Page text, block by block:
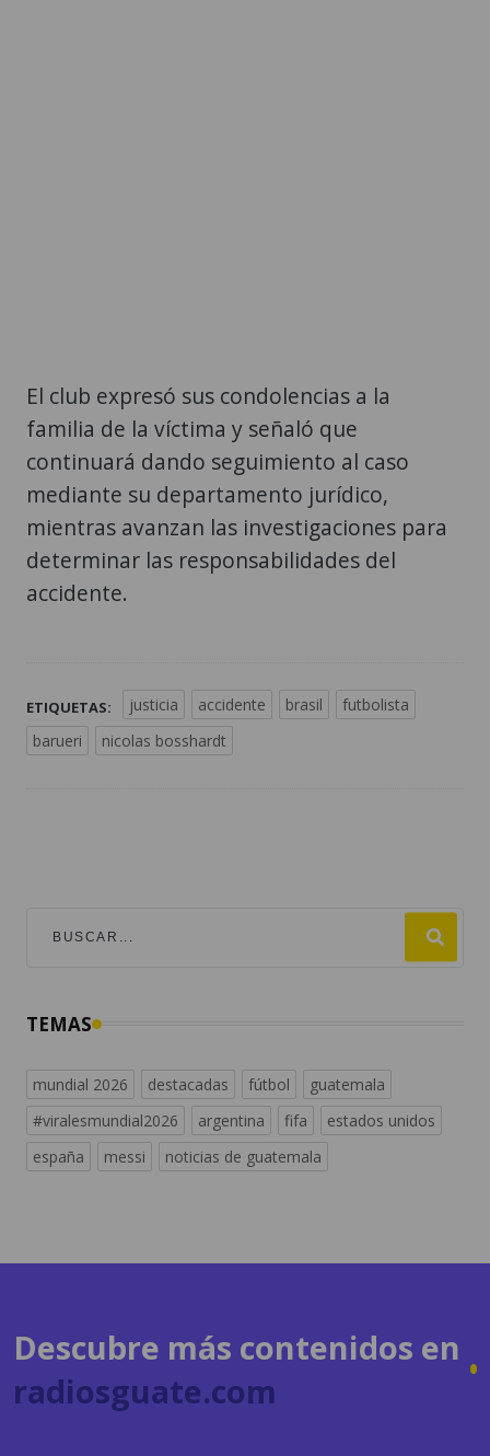
El club expresó sus condolencias a la
familia de la víctima y señaló que
continuará dando seguimiento al caso
mediante su departamento jurídico,
mientras avanzan las investigaciones para
determinar las responsabilidades del
accidente.
ETIQUETAS: justicia accidente brasil
futbolista
barueri
nicolas bosshardt
TEMAS
mundial 2026 destacadas fútbol
guatemala
#viralesmundial2026
argentina fifa
estados unidos
españa
messi noticias de guatemala
Descubre más contenidos en
radiosguate.com